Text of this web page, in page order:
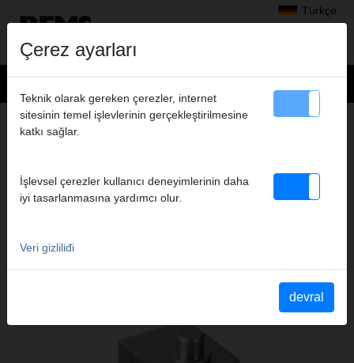
Türkçe
Ürünler>Bükme işlemleri>REMS Python
> Büküm Parçası+kızak Ø 75 R260
Ürün no. 590063 R
Biegesegment und 2 Gleitstück Dm75 R260
Çerez ayarları
Teknik olarak gereken çerezler, internet
sitesinin temel işlevlerinin gerçekleştirilmesine
katkı sağlar.
İşlevsel çerezler kullanıcı deneyimlerinin daha
iyi tasarlanmasına yardımcı olur.
Veri gizliliđi
devral